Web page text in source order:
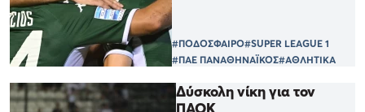
#ΠΟΔΟΣΦΑΙΡΟ#SUPER LEAGUE 1
#ΠΑΕ ΠΑΝΑΘΗΝΑΪΚΟΣ#ΑΘΛΗΤΙΚΑ
Δύσκολη νίκη για τον
ΠΑΟΚ